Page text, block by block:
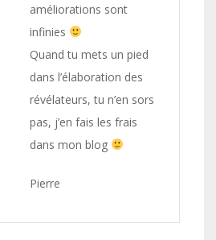
améliorations sont
infinies
Quand tu mets un pied
dans l’élaboration des
révélateurs, tu n’en sors
pas, j’en fais les frais
dans mon blog
Pierre